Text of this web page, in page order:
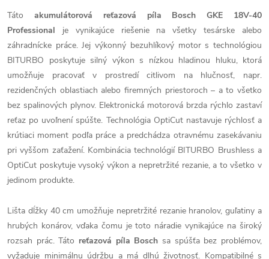
Táto akumulátorová reťazová píla Bosch GKE 18V-40
Professional je vynikajúce riešenie na všetky tesárske alebo
záhradnícke práce. Jej výkonný bezuhlíkový motor s technológiou
BITURBO poskytuje silný výkon s nízkou hladinou hluku, ktorá
umožňuje pracovať v prostredí citlivom na hlučnosť, napr.
rezidenčných oblastiach alebo firemných priestoroch – a to všetko
bez spalinových plynov. Elektronická motorová brzda rýchlo zastaví
reťaz po uvoľnení spúšte. Technológia OptiCut nastavuje rýchlosť a
krútiaci moment podľa práce a predchádza otravnému zasekávaniu
pri vyššom zaťažení. Kombinácia technológií BITURBO Brushless a
OptiCut poskytuje vysoký výkon a nepretržité rezanie, a to všetko v
jedinom produkte.
Lišta dĺžky 40 cm umožňuje nepretržité rezanie hranolov, guľatiny a
hrubých konárov, vďaka čomu je toto náradie vynikajúce na široký
rozsah prác. Táto reťazová píla Bosch sa spúšťa bez problémov,
vyžaduje minimálnu údržbu a má dlhú životnosť. Kompatibilné s